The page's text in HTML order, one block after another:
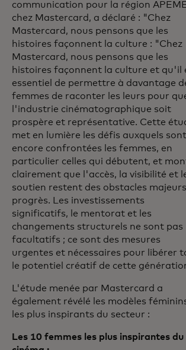
communication pour la région
chez Mastercard, a déclaré : "Chez
Mastercard, nous pensons que les
histoires façonnent la culture : "Chez
Mastercard, nous pensons que les
histoires façonnent la culture et qu'il
essentiel de permettre à davantage
femmes de raconter les leurs pour
l'industrie cinématographique soit
prospère et représentative. Cette
met en lumière les défis auxquels sont
encore confrontées les femmes, en
particulier celles qui débutent, et
clairement que l'accès, la visibilité et
soutien restent des obstacles
progrès. Les investissements
significatifs, le mentorat et les
changements structurels ne sont pas
facultatifs ; ce sont des mesures
urgentes et nécessaires pour libérer
le potentiel créatif de cette
L'étude menée par Mastercard a
également révélé les modèles
les plus inspirants du secteur :
Les 10 femmes les plus inspirantes du